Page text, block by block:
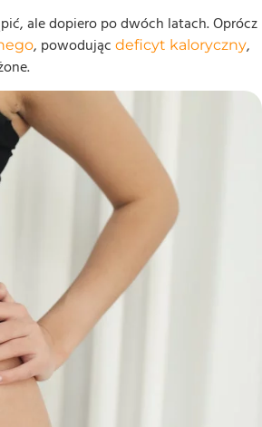
ale dopiero po dwóch latach. Oprócz
, powodując deficyt kaloryczny,